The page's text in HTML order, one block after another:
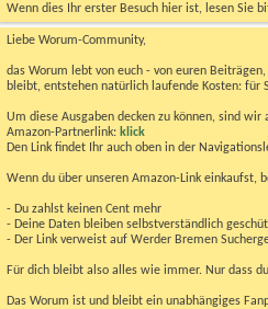
Wenn dies Ihr erster Besuch hier ist, lesen Sie
Liebe Worum-Community,
das Worum lebt von euch - von euren
bleibt, entstehen natürlich laufende Kosten: für
Um diese Ausgaben decken zu können, sind
Amazon-Partnerlink: klick
Den Link findet Ihr auch oben in der
Wenn du über unseren Amazon-Link einkaufst,
- Du zahlst keinen Cent mehr
- Deine Daten bleiben selbstverständlich
- Der Link verweist auf Werder Bremen
Für dich bleibt also alles wie immer. Nur dass
Das Worum ist und bleibt ein unabhängiges